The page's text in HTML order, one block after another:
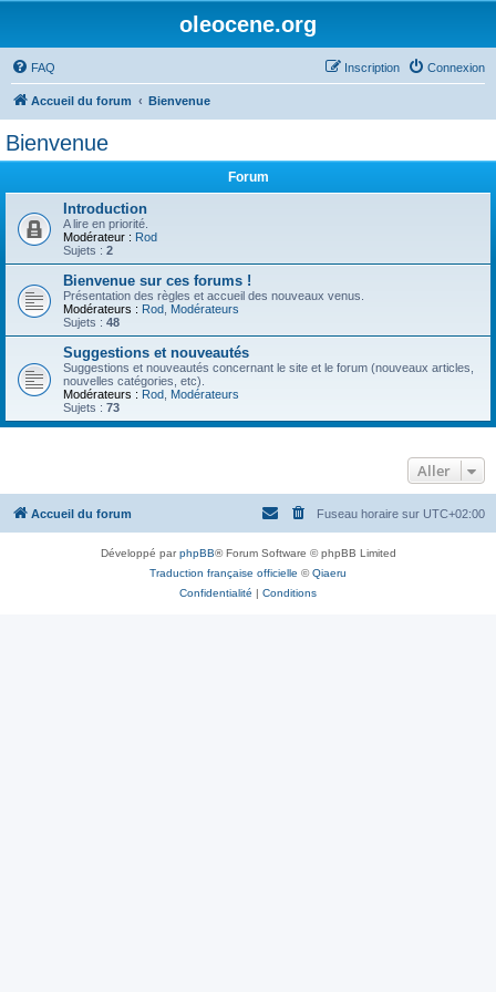
oleocene.org
FAQ Connexion
Inscription
Accueil du forum Bienvenue
Bienvenue
Forum
Introduction
A lire en priorité.
Modérateur : Rod
Sujets : 2
Bienvenue sur ces forums !
Présentation des règles et accueil des nouveaux venus.
Modérateurs : Rod Modérateurs
Sujets : 48
Suggestions et nouveautés
Suggestions et nouveautés concernant le site et le forum (nouveaux articles,
nouvelles catégories, etc).
Modérateurs : Rod Modérateurs
Sujets : 73
Aller
Accueil du forum Fuseau horaire sur UTC+02:00
Développé parphpBB® Forum Software © phpBB Limited
Traduction française officielle ©Qiaeru
Confidentialité | Conditions